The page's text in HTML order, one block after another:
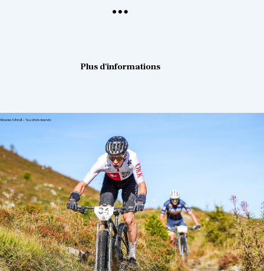
Plus d'informations